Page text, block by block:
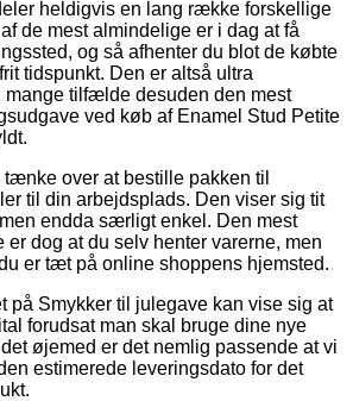
heldigvis en lang række forskellige
de mest almindelige er i dag at få
og så afhenter du blot de købte
tidspunkt. Den er altså ultra
tilfælde desuden den mest
ved køb af Enamel Stud Petite
over at bestille pakken til
til din arbejdsplads. Den viser sig tit
endda særligt enkel. Den mest
er dog at du selv henter varerne, men
er tæt på online shoppens hjemsted.
på Smykker til julegave kan vise sig at
forudsat man skal bruge dine nye
øjemed er det nemlig passende at vi
estimerede leveringsdato for det